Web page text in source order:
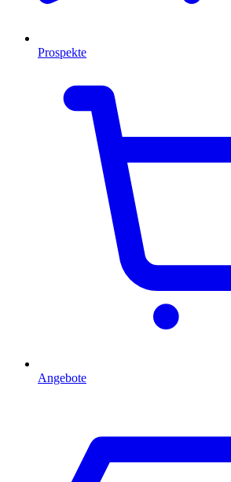
Prospekte
Angebote